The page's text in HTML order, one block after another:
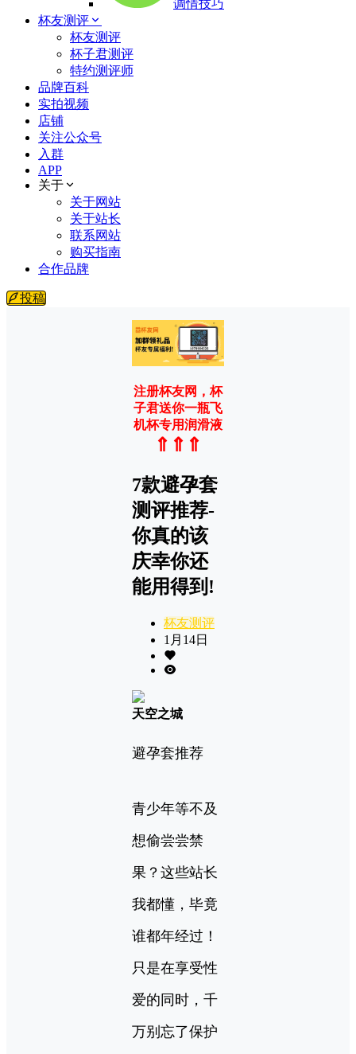
调情技巧
杯友测评
杯友测评
杯子君测评
特约测评师
品牌百科
实拍视频
店铺
关注公众号
入群
APP
关于
关于网站
关于站长
联系网站
购买指南
合作品牌
投稿
注册杯友网，杯
子君送你一瓶飞
机杯专用润滑液
⇑⇑⇑
7款避孕套
测评推荐-
你真的该
庆幸你还
能用得到!
杯友测评
1月14日
天空之城
避孕套推荐
青少年等不及
想偷尝尝禁
果？这些站长
我都懂，毕竟
谁都年经过！
只是在享受性
爱的同时，千
万别忘了保护